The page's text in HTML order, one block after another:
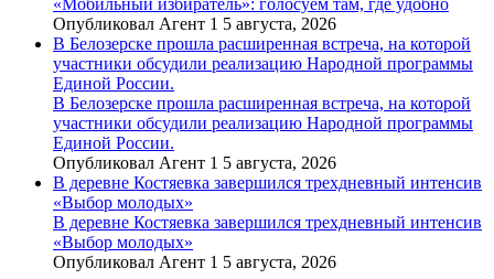
«Мобильный избиратель»: голосуем там, где удобно
Опубликовал Агент 1 5 августа, 2026
В Белозерске прошла расширенная встреча, на которой
участники обсудили реализацию Народной программы
Единой России.
В Белозерске прошла расширенная встреча, на которой
участники обсудили реализацию Народной программы
Единой России.
Опубликовал Агент 1 5 августа, 2026
В деревне Костяевка завершился трехдневный интенсив
«Выбор молодых»
В деревне Костяевка завершился трехдневный интенсив
«Выбор молодых»
Опубликовал Агент 1 5 августа, 2026